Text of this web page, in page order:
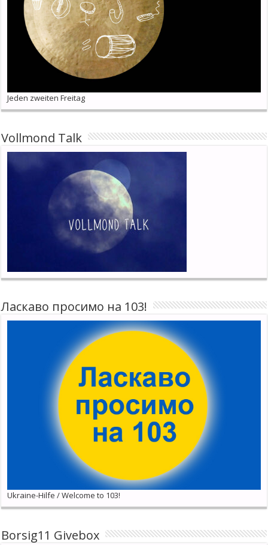
Jeden zweiten Freitag
Vollmond Talk
Ласкаво просимо на 103!
Ukraine-Hilfe / Welcome to 103!
Borsig11 Givebox